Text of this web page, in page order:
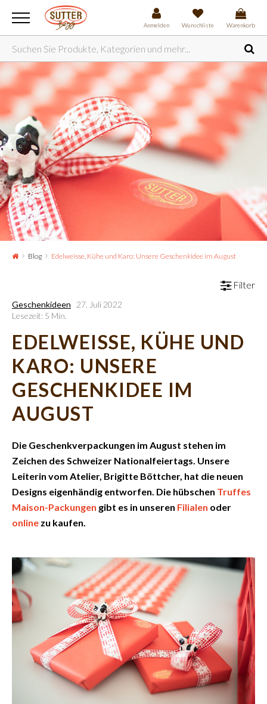
Anmelden Wunschliste Warenkorb
Blog Edelweisse, Kühe und Karo: Unsere Geschenkidee im August
Filter
Geschenkideen
27. Juli 2022
Lesezeit: 5 Min.
EDELWEISSE, KÜHE UND
KARO: UNSERE
GESCHENKIDEE IM
AUGUST
Die Geschenkverpackungen im August stehen im
Zeichen des Schweizer Nationalfeiertags. Unsere
Leiterin vom Atelier, Brigitte Böttcher, hat die neuen
Designs eigenhändig entworfen. Die hübschen Truffes
Maison-Packungen gibt es in unseren Filialen oder
online zu kaufen.